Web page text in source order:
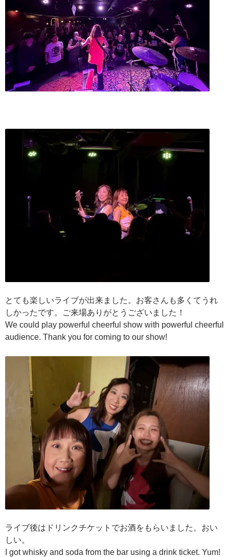
とても楽しいライブが出来ました。お客さんも多くてうれ
しかったです。ご来場ありがとうございました！
We could play powerful cheerful show with powerful cheerful
audience. Thank you for coming to our show!
ライブ後はドリンクチケットでお酒をもらいました。おい
しい。
I got whisky and soda from the bar using a drink ticket. Yum!